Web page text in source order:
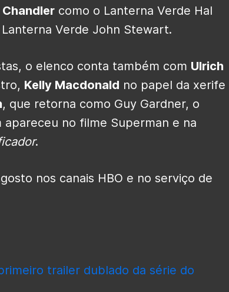
Chandler como o Lanterna Verde Hal
Verde John Stewart.
o elenco conta também com Ulrich
Kelly Macdonald no papel da xerife
, que retorna como Guy Gardner, o
no filme Superman e na
.
nos canais HBO e no serviço de
trailer dublado da série do